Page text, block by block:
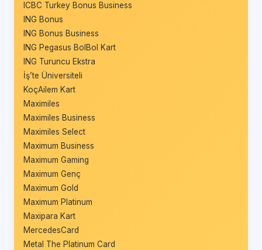
ICBC Turkey Bonus Business
ING Bonus
ING Bonus Business
ING Pegasus BolBol Kart
ING Turuncu Ekstra
İş’te Üniversiteli
KoçAilem Kart
Maximiles
Maximiles Business
Maximiles Select
Maximum Business
Maximum Gaming
Maximum Genç
Maximum Gold
Maximum Platinum
Maxipara Kart
MercedesCard
Metal The Platinum Card